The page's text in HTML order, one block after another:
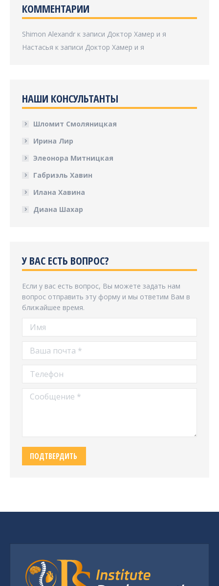
КОММЕНТАРИИ
Shimon Alexandr к записи Доктор Хамер и я
Настасья к записи Доктор Хамер и я
НАШИ КОНСУЛЬТАНТЫ
Шломит Смоляницкая
Ирина Лир
Элеонора Митницкая
Габриэль Хавин
Илана Хавина
Диана Шахар
У ВАС ЕСТЬ ВОПРОС?
Если у вас есть вопрос, Вы можете задать нам
вопрос отправить эту форму и мы ответим Вам в
ближайшее время.
Имя
Ваша почта *
Телефон
Сообщение *
ПОДТВЕРДИТЬ